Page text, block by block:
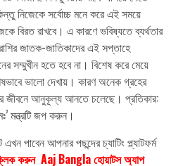
নিজেকে সর্বোচ্চ মনে করে এই সময়ে
বিরত রাখবে। এ কারণে ভবিষ্যতে ব্যর্থতার
জাতক-জাতিকাদের এই সপ্তাহে
সম্মুখীন হতে হবে না। বিশেষ করে মেয়ে
ভালো দেখায়। কারণ অনেক গ্রহের
জীবনে আনুকূল্য আনতে চলেছে। প্রতিকার:
মন্ত্রটি জপ করুন।
পাবেন আপনার পছন্দের চ্যাটিং প্ল্যাটফর্ম
করুন Aaj Bangla হোয়াটস অ্যাপ